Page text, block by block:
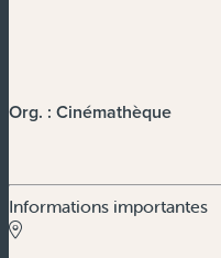
Org. : Cinémathèque
Informations importantes